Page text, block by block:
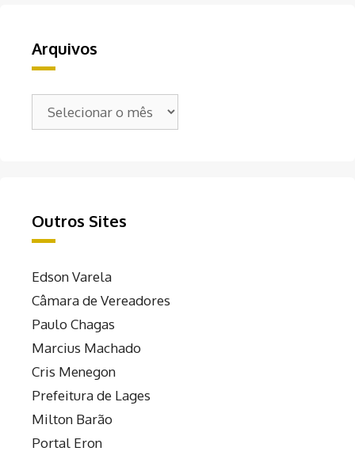
Arquivos
Outros Sites
Edson Varela
Câmara de Vereadores
Paulo Chagas
Marcius Machado
Cris Menegon
Prefeitura de Lages
Milton Barão
Portal Eron